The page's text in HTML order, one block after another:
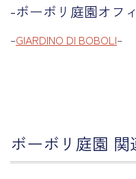
-ボーボリ庭園オフ
–GIARDINO DI BOBOLI–
ボーボリ庭園 関